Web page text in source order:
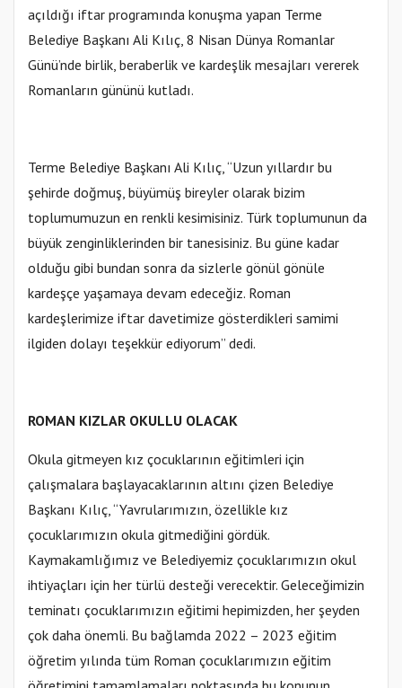
açıldığı iftar programında konuşma yapan Terme
Belediye Başkanı Ali Kılıç, 8 Nisan Dünya Romanlar
Günü’nde birlik, beraberlik ve kardeşlik mesajları vererek
Romanların gününü kutladı.
Terme Belediye Başkanı Ali Kılıç, “Uzun yıllardır bu
şehirde doğmuş, büyümüş bireyler olarak bizim
toplumumuzun en renkli kesimisiniz. Türk toplumunun da
büyük zenginliklerinden bir tanesisiniz. Bu güne kadar
olduğu gibi bundan sonra da sizlerle gönül gönüle
kardeşçe yaşamaya devam edeceğiz. Roman
kardeşlerimize iftar davetimize gösterdikleri samimi
ilgiden dolayı teşekkür ediyorum” dedi.
ROMAN KIZLAR OKULLU OLACAK
Okula gitmeyen kız çocuklarının eğitimleri için
çalışmalara başlayacaklarının altını çizen Belediye
Başkanı Kılıç, “Yavrularımızın, özellikle kız
çocuklarımızın okula gitmediğini gördük.
Kaymakamlığımız ve Belediyemiz çocuklarımızın okul
ihtiyaçları için her türlü desteği verecektir. Geleceğimizin
teminatı çocuklarımızın eğitimi hepimizden, her şeyden
çok daha önemli. Bu bağlamda 2022 – 2023 eğitim
öğretim yılında tüm Roman çocuklarımızın eğitim